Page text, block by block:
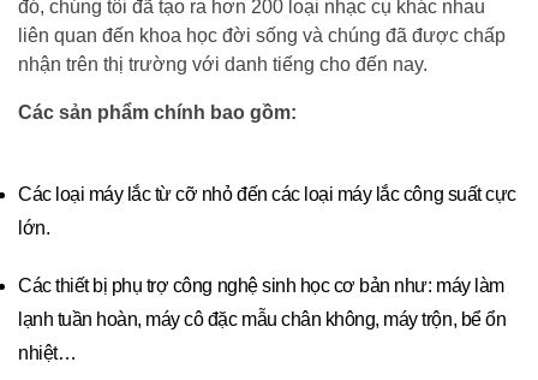
đó, chúng tôi đã tạo ra hơn 200 loại nhạc cụ khác nhau
liên quan đến khoa học đời sống và chúng đã được chấp
nhận trên thị trường với danh tiếng cho đến nay.
Các sản phẩm chính bao gồm:
Các loại máy lắc từ cỡ nhỏ đến các loại máy lắc công suất cực
lớn.
Các thiết bị phụ trợ công nghệ sinh học cơ bản như: máy làm
lạnh tuần hoàn, máy cô đặc mẫu chân không, máy trộn, bể ổn
nhiệt…